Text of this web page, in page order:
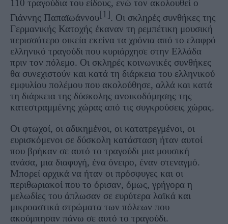
110 τραγούδια του είδους, ενώ τον ακολουθεί ο
Γιάννης Παπαϊωάννου[1]. Οι σκληρές συνθήκες της
Γερμανικής Κατοχής έκαναν τη ρεμπέτικη μουσική
περισσότερο οικεία εκείνα τα χρόνια από το ελαφρό
ελληνικό τραγούδι που κυριάρχησε στην Ελλάδα
πριν τον πόλεμο. Οι σκληρές κοινωνικές συνθήκες
θα συνεχιστούν και κατά τη διάρκεια του ελληνικού
εμφυλίου πολέμου που ακολούθησε, αλλά και κατά
τη διάρκεια της δύσκολης ανοικοδόμησης της
κατεστραμμένης χώρας από τις συγκρούσεις χώρας.
Οι φτωχοί, οι αδικημένοι, οι κατατρεγμένοι, οι
ευρισκόμενοι σε δύσκολη κατάσταση ήταν αυτοί
που βρήκαν σε αυτό το τραγούδι μια μουσική
ανάσα, μια διαφυγή, ένα όνειρο, έναν στεναγμό.
Μπορεί αρχικά να ήταν οι πρόσφυγες και οι
περιθωριακοί που το όρισαν, όμως, γρήγορα η
μελωδίες του άπλωσαν σε ευρύτερα λαϊκά και
μικροαστικά στρώματα των πόλεων που
ακούμπησαν πάνω σε αυτό το τραγούδι.